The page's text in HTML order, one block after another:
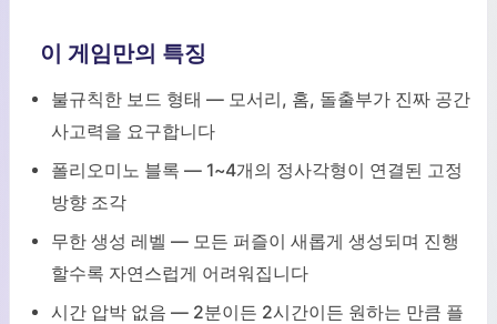
이 게임만의 특징
불규칙한 보드 형태 — 모서리, 홈, 돌출부가 진짜 공간
사고력을 요구합니다
폴리오미노 블록 — 1~4개의 정사각형이 연결된 고정
방향 조각
무한 생성 레벨 — 모든 퍼즐이 새롭게 생성되며 진행
할수록 자연스럽게 어려워집니다
시간 압박 없음 — 2분이든 2시간이든 원하는 만큼 플